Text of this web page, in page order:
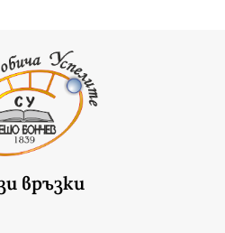
връзки